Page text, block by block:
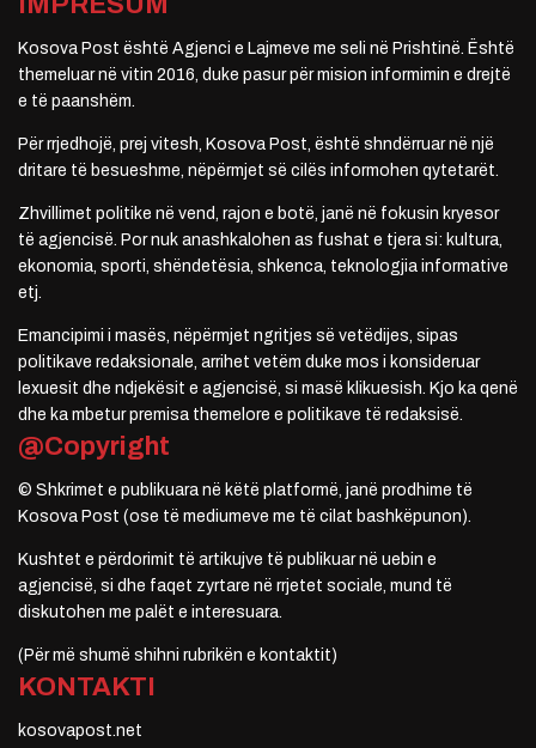
Kosova Post është Agjenci e Lajmeve me seli në Prishtinë. Është
themeluar në vitin 2016, duke pasur për mision informimin e drejtë
e të paanshëm.
Për rrjedhojë, prej vitesh, Kosova Post, është shndërruar në një
dritare të besueshme, nëpërmjet së cilës informohen qytetarët.
Zhvillimet politike në vend, rajon e botë, janë në fokusin kryesor
të agjencisë. Por nuk anashkalohen as fushat e tjera si: kultura,
ekonomia, sporti, shëndetësia, shkenca, teknologjia informative
etj.
Emancipimi i masës, nëpërmjet ngritjes së vetëdijes, sipas
politikave redaksionale, arrihet vetëm duke mos i konsideruar
lexuesit dhe ndjekësit e agjencisë, si masë klikuesish. Kjo ka qenë
dhe ka mbetur premisa themelore e politikave të redaksisë.
@Copyright
© Shkrimet e publikuara në këtë platformë, janë prodhime të
Kosova Post (ose të mediumeve me të cilat bashkëpunon).
Kushtet e përdorimit të artikujve të publikuar në uebin e
agjencisë, si dhe faqet zyrtare në rrjetet sociale, mund të
diskutohen me palët e interesuara.
(Për më shumë shihni rubrikën e kontaktit)
KONTAKTI
kosovapost.net